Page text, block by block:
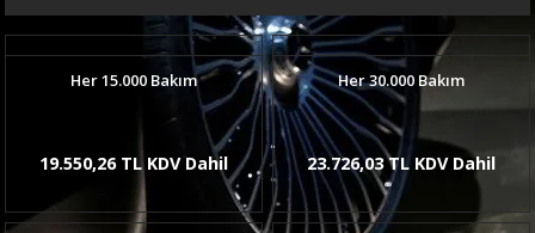
Her 15.000 Bakım
19.550,26 TL KDV Dahil
Her 30.000 Bakım
23.726,03 TL KDV Dahil